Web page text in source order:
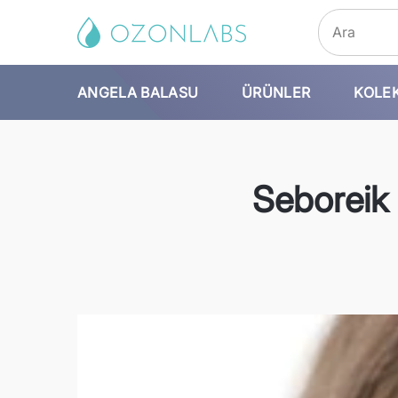
ANGELA BALASU ÜRÜNLER